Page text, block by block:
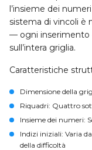
l’insieme dei
sistema di vincoli è
— ogni inserimento
sull’intera griglia.
Caratteristiche
Dimensione della
Riquadri: Quattro
Insieme dei numeri:
Indizi iniziali: Varia
della difficoltà